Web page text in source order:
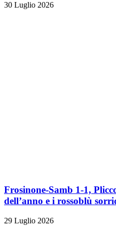
30 Luglio 2026
Frosinone-Samb 1-1,
dell’anno e i rossoblù
29 Luglio 2026